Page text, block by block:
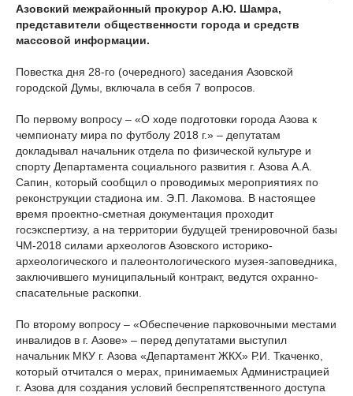
Азовский межрайонный прокурор А.Ю. Шамра,
представители общественности города и средств
массовой информации.
Повестка дня 28-го (очередного) заседания Азовской
городской Думы, включала в себя 7 вопросов.
По первому вопросу – «О ходе подготовки города Азова к
чемпионату мира по футболу 2018 г.» – депутатам
докладывал начальник отдела по физической культуре и
спорту Департамента социального развития г. Азова А.А.
Сапин, который сообщил о проводимых мероприятиях по
реконструкции стадиона им. Э.П. Лакомова. В настоящее
время проектно-сметная документация проходит
госэкспертизу, а на территории будущей тренировочной базы
ЧМ-2018 силами археологов Азовского историко-
археологического и палеонтологического музея-заповедника,
заключившего муниципальный контракт, ведутся охранно-
спасательные раскопки.
По второму вопросу – «Обеспечение парковочными местами
инвалидов в г. Азове» – перед депутатами выступил
начальник МКУ г. Азова «Департамент ЖКХ» Р.И. Ткаченко,
который отчитался о мерах, принимаемых Администрацией
г. Азова для создания условий беспрепятственного доступа